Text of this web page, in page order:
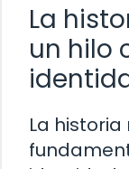
La
un hilo
La